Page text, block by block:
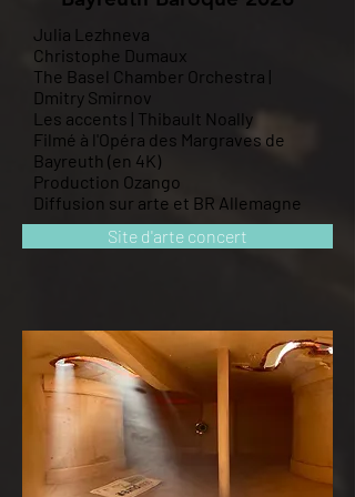
Julia Lezhneva
Christophe Dumaux
The Basel Chamber Orchestra |
Dmitry Smirnov
Les accents | Thibault Noally
Filmé à l'Opéra des Margraves de
Bayreuth (en 4K)
Production Ozango
Diffusion sur arte et BR Allemagne
Site d'arte concert